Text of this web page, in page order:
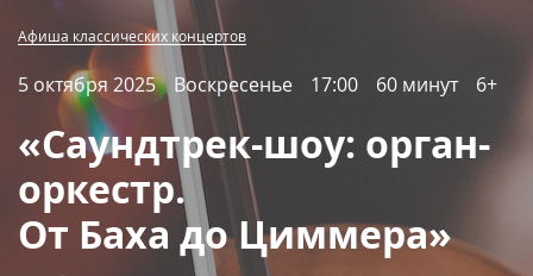
8 (499) 923-22-78
с 10:00 до 20:00
Купить билет
Вопросы и ответы Схема зала
Правила покупки билетов
Афиша классических концертов
5 октября 2025 Воскресенье 17:00 60 минут 6+
«Саундтрек-шоу: орган-
оркестр.
От Баха до Циммера»